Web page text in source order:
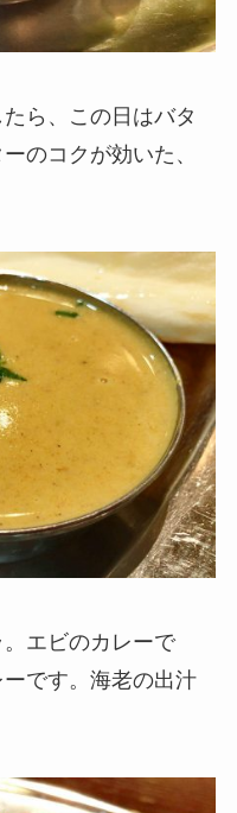
ら、この日はバタ
のコクが効いた、
エビのカレーで
です。海老の出汁